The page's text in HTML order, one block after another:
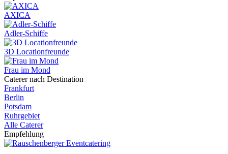
AXICA
Adler-Schiffe
3D Locationfreunde
Frau im Mond
Caterer nach Destination
Frankfurt
Berlin
Potsdam
Ruhrgebiet
Alle Caterer
Empfehlung